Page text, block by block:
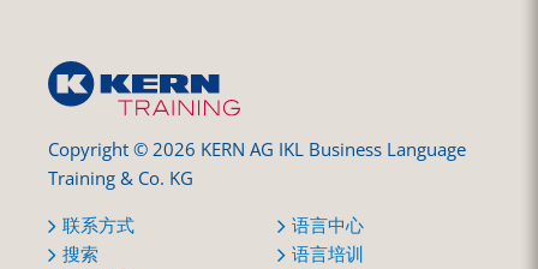
Copyright © 2026 KERN AG IKL Business Language
Training & Co. KG
联系方式
搜索
语言中心
语言培训